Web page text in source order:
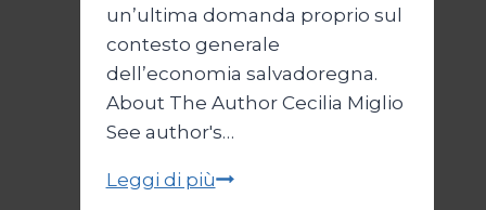
un’ultima domanda proprio sul
contesto generale
dell’economia salvadoregna.
About The Author Cecilia Miglio
See author's…
Leggi di piùBukele